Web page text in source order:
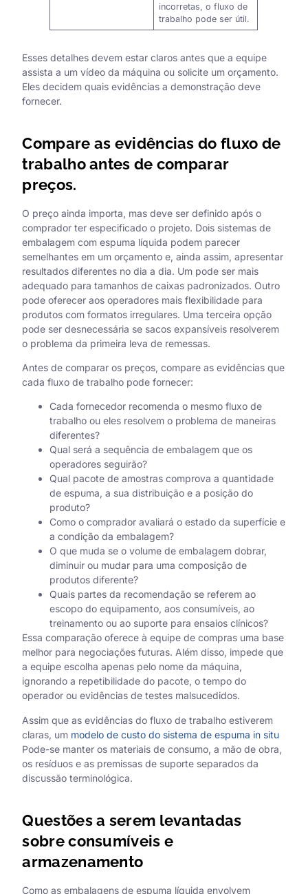
incorretas, o fluxo de
trabalho pode ser útil.
Esses detalhes devem estar claros antes que a equipe
assista a um vídeo da máquina ou solicite um orçamento.
Eles decidem quais evidências a demonstração deve
fornecer.
Compare as evidências do fluxo de
trabalho antes de comparar
preços.
O preço ainda importa, mas deve ser definido após o
comprador ter especificado o projeto. Dois sistemas de
embalagem com espuma líquida podem parecer
semelhantes em um orçamento e, ainda assim, apresentar
resultados diferentes no dia a dia. Um pode ser mais
adequado para tamanhos de caixas padronizados. Outro
pode oferecer aos operadores mais flexibilidade para
produtos com formatos irregulares. Uma terceira opção
pode ser desnecessária se sacos expansíveis resolverem
o problema da primeira leva de remessas.
Antes de comparar os preços, compare as evidências que
cada fluxo de trabalho pode fornecer:
Cada fornecedor recomenda o mesmo fluxo de
trabalho ou eles resolvem o problema de maneiras
diferentes?
Qual será a sequência de embalagem que os
operadores seguirão?
Qual pacote de amostras comprova a quantidade
de espuma, a sua distribuição e a posição do
produto?
Como o comprador avaliará o estado da superfície e
a condição da embalagem?
O que muda se o volume de embalagem dobrar,
diminuir ou mudar para uma composição de
produtos diferente?
Quais partes da recomendação se referem ao
escopo do equipamento, aos consumíveis, ao
treinamento ou ao suporte para ensaios clínicos?
Essa comparação oferece à equipe de compras uma base
melhor para negociações futuras. Além disso, impede que
a equipe escolha apenas pelo nome da máquina,
ignorando a repetibilidade do pacote, o tempo do
operador ou evidências de testes malsucedidos.
Assim que as evidências do fluxo de trabalho estiverem
claras, um modelo de custo do sistema de espuma in situ
Pode-se manter os materiais de consumo, a mão de obra,
os resíduos e as premissas de suporte separados da
discussão terminológica.
Questões a serem levantadas
sobre consumíveis e
armazenamento
Como as embalagens de espuma líquida envolvem